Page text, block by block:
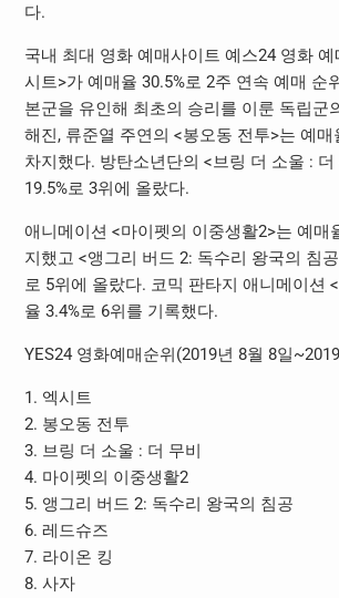
다.
국내 최대 영화 예매사이트 예스24 영화
시트>가 예매율 30.5%로 2주 연속 예매 순
본군을 유인해 최초의 승리를 이룬 독립군
해진, 류준열 주연의 <봉오동 전투>는 예매
차지했다. 방탄소년단의 <브링 더 소울 :
19.5%로 3위에 올랐다.
애니메이션 <마이펫의 이중생활2>는 예매
지했고 <앵그리 버드 2: 독수리 왕국의 침
로 5위에 올랐다. 코믹 판타지 애니메이션
율 3.4%로 6위를 기록했다.
YES24 영화예매순위(2019년 8월 8일
1. 엑시트
2. 봉오동 전투
3. 브링 더 소울 : 더 무비
4. 마이펫의 이중생활2
5. 앵그리 버드 2: 독수리 왕국의 침공
6. 레드슈즈
7. 라이온 킹
8. 사자